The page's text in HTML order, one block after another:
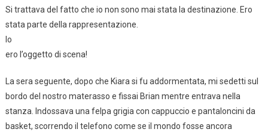
Si trattava del fatto che io non sono mai stata la destinazione. Ero
stata parte della rappresentazione.
Io
ero l’oggetto di scena!
La sera seguente, dopo che Kiara si fu addormentata, mi sedetti sul
bordo del nostro materasso e fissai Brian mentre entrava nella
stanza. Indossava una felpa grigia con cappuccio e pantaloncini da
basket, scorrendo il telefono come se il mondo fosse ancora